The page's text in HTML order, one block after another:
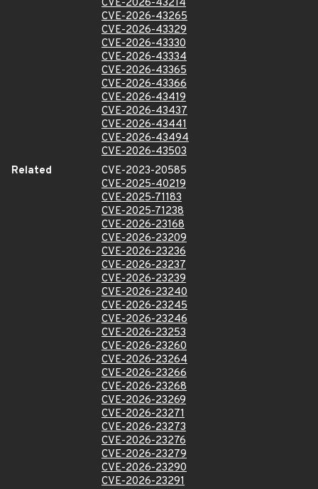
CVE-2026-43214
CVE-2026-43265
CVE-2026-43329
CVE-2026-43330
CVE-2026-43334
CVE-2026-43365
CVE-2026-43366
CVE-2026-43419
CVE-2026-43437
CVE-2026-43441
CVE-2026-43494
CVE-2026-43503
Related
CVE-2023-20585
CVE-2025-40219
CVE-2025-71183
CVE-2025-71238
CVE-2026-23168
CVE-2026-23209
CVE-2026-23236
CVE-2026-23237
CVE-2026-23239
CVE-2026-23240
CVE-2026-23245
CVE-2026-23246
CVE-2026-23253
CVE-2026-23260
CVE-2026-23264
CVE-2026-23266
CVE-2026-23268
CVE-2026-23269
CVE-2026-23271
CVE-2026-23273
CVE-2026-23276
CVE-2026-23279
CVE-2026-23290
CVE-2026-23291